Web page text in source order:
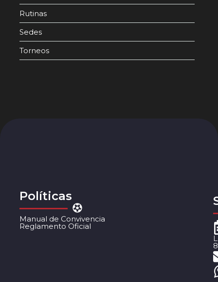
Rutinas
Sedes
Torneos
Políticas
Manual de Convivencia
Reglamento Oficial